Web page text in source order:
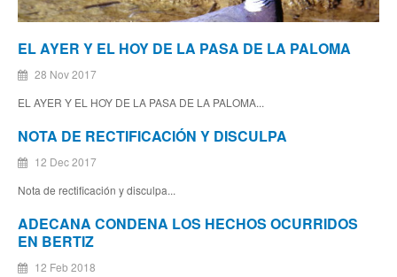
EL AYER Y EL HOY DE LA PASA DE LA PALOMA
28 Nov 2017
EL AYER Y EL HOY DE LA PASA DE LA PALOMA...
NOTA DE RECTIFICACIÓN Y DISCULPA
12 Dec 2017
Nota de rectificación y disculpa...
ADECANA CONDENA LOS HECHOS OCURRIDOS
EN BERTIZ
12 Feb 2018